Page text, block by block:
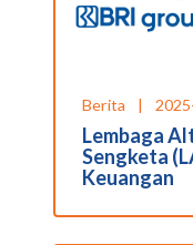
Berita |
Lembaga
Sengketa
Keuangan